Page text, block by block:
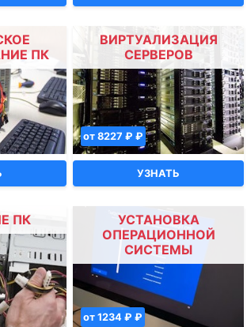
ПК
ВИРТУАЛИЗАЦИЯ
СЕРВЕРОВ
от 8227 ₽ ₽
УЗНАТЬ
ПК
УСТАНОВКА
ОПЕРАЦИОННОЙ
СИСТЕМЫ
от 1234 ₽ ₽